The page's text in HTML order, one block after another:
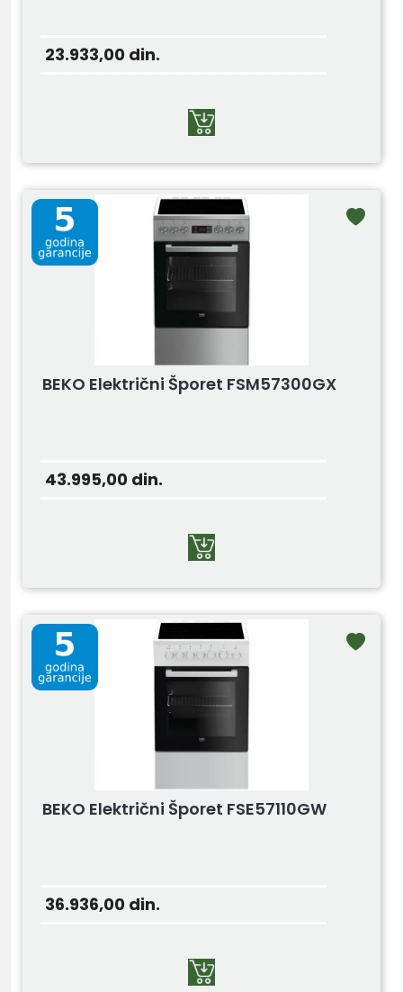
23.933,00 din.
BEKO Električni Šporet FSM57300GX
43.995,00 din.
BEKO Električni Šporet FSE57110GW
36.936,00 din.